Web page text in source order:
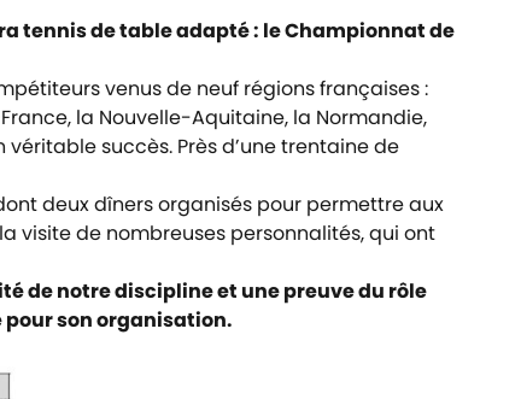
tennis de table adapté : le Championnat de
venus de neuf régions françaises :
la Nouvelle-Aquitaine, la Normandie,
succès. Près d’une trentaine de
deux dîners organisés pour permettre aux
visite de nombreuses personnalités, qui ont
de notre discipline et une preuve du rôle
pour son organisation.